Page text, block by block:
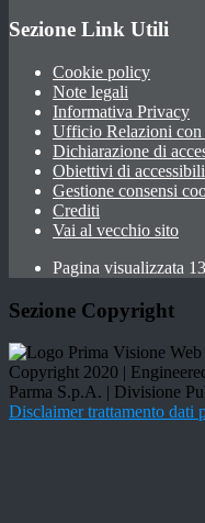
Sezione Link Utili
Cookie policy
Note legali
Informativa Privacy
Ufficio Relazioni
Dichiarazione di
Obiettivi di
Gestione consensi
Crediti
Vai al vecchio sito
Pagina visualizzata
Sezione Copyright
Copyright 2020 |
Parma S.p.A. | Divisione
Disclaimer trattamento dati